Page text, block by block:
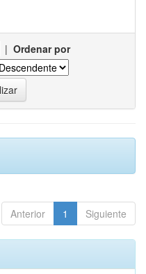
| Ordenar por
Anterior 1 Siguiente